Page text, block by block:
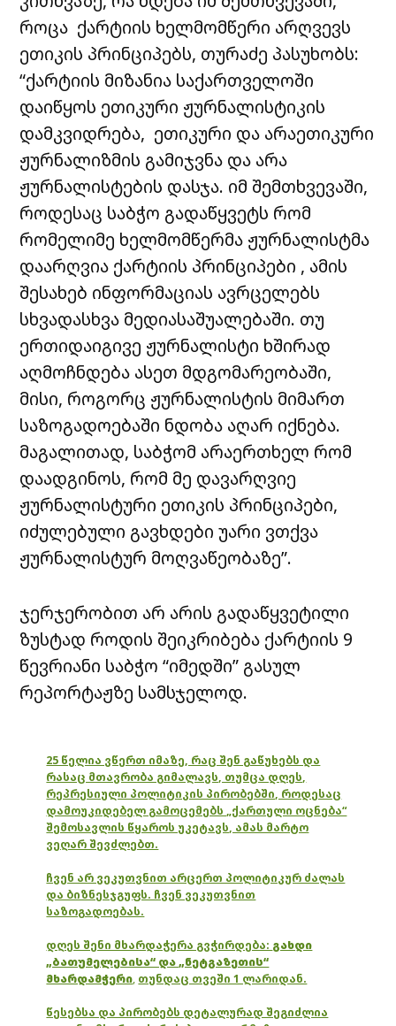
როცა ქარტიის ხელმომწერი არღვევს
ეთიკის პრინციპებს, თურაძე პასუხობს:
“ქარტიის მიზანია საქართველოში
დაიწყოს ეთიკური ჟურნალისტიკის
დამკვიდრება, ეთიკური და არაეთიკური
ჟურნალიზმის გამიჯვნა და არა
ჟურნალისტების დასჯა. იმ შემთხვევაში,
როდესაც საბჭო გადაწყვეტს რომ
რომელიმე ხელმომწერმა ჟურნალისტმა
დაარღვია ქარტიის პრინციპები , ამის
შესახებ ინფორმაციას ავრცელებს
სხვადასხვა მედიასაშუალებაში. თუ
ერთიდაიგივე ჟურნალისტი ხშირად
აღმოჩნდება ასეთ მდგომარეობაში,
მისი, როგორც ჟურნალისტის მიმართ
საზოგადოებაში ნდობა აღარ იქნება.
მაგალითად, საბჭომ არაერთხელ რომ
დაადგინოს, რომ მე დავარღვიე
ჟურნალისტური ეთიკის პრინციპები,
იძულებული გავხდები უარი ვთქვა
ჟურნალისტურ მოღვაწეობაზე”.
ჯერჯერობით არ არის გადაწყვეტილი
ზუსტად როდის შეიკრიბება ქარტიის 9
წევრიანი საბჭო “იმედში” გასულ
რეპორტაჟზე სამსჯელოდ.
25 წელია ვწერთ იმაზე, რაც შენ გაწუხებს და
რასაც მთავრობა გიმალავს, თუმცა დღეს,
რეპრესიული პოლიტიკის პირობებში, როდესაც
დამოუკიდებელ გამოცემებს „ქართული ოცნება“
შემოსავლის წყაროს უკეტავს, ამას მარტო
ვეღარ შევძლებთ.
ჩვენ არ ვეკუთვნით არცერთ პოლიტიკურ ძალას
და ბიზნესჯგუფს. ჩვენ ვეკუთვნით
საზოგადოებას.
დღეს შენი მხარდაჭერა გვჭირდება: გახდი
„ბათუმელებისა“ და „ნეტგაზეთის“
მხარდამჭერი, თუნდაც თვეში 1 ლარიდან.
წესებსა და პირობებს დეტალურად შეგიძლია